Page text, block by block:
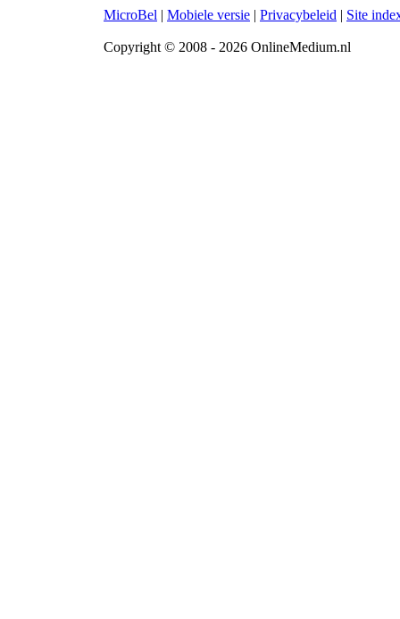
MicroBel | Mobiele versie | Privacybeleid | Site
Copyright © 2008 - 2026 OnlineMedium.nl